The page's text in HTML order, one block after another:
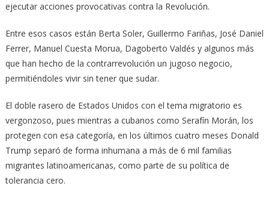
ejecutar acciones provocativas contra la Revolución.
Entre esos casos están Berta Soler, Guillermo Fariñas, José Daniel
Ferrer, Manuel Cuesta Morua, Dagoberto Valdés y algunos más
que han hecho de la contrarrevolución un jugoso negocio,
permitiéndoles vivir sin tener que sudar.
El doble rasero de Estados Unidos con el tema migratorio es
vergonzoso, pues mientras a cubanos como Serafín Morán, los
protegen con esa categoría, en los últimos cuatro meses Donald
Trump separó de forma inhumana a más de 6 mil familias
migrantes latinoamericanas, como parte de su política de
tolerancia cero.